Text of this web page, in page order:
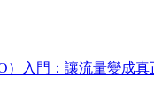
）入門：讓流量變成真